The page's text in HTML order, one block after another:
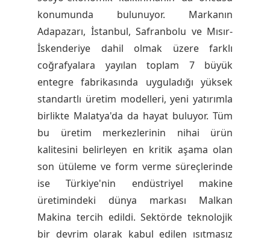
konumunda bulunuyor. Markanın
Adapazarı, İstanbul, Safranbolu ve Mısır-
İskenderiye dahil olmak üzere farklı
coğrafyalara yayılan toplam 7 büyük
entegre fabrikasında uyguladığı yüksek
standartlı üretim modelleri, yeni yatırımla
birlikte Malatya'da da hayat buluyor. Tüm
bu üretim merkezlerinin nihai ürün
kalitesini belirleyen en kritik aşama olan
son ütüleme ve form verme süreçlerinde
ise Türkiye'nin endüstriyel makine
üretimindeki dünya markası Malkan
Makina tercih edildi. Sektörde teknolojik
bir devrim olarak kabul edilen ısıtmasız